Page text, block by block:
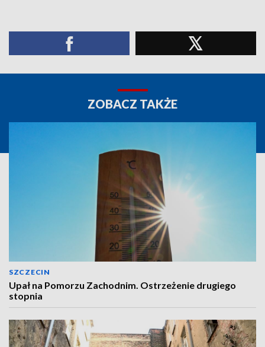
ZOBACZ TAKŻE
SZCZECIN
Upał na Pomorzu Zachodnim. Ostrzeżenie drugiego
stopnia